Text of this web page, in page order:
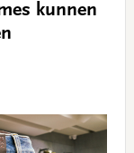
kunnen